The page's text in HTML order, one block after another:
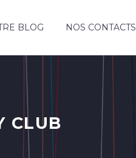
BLOG NOS CONTACTS
CLUB